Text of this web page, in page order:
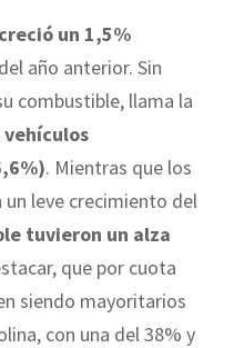
un 1,5%
año anterior. Sin
combustible, llama la
vehículos
. Mientras que los
leve crecimiento del
tuvieron un alza
que por cuota
siendo mayoritarios
con una del 38% y